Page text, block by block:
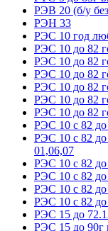
РЭВ 20 (б/у
РЭН 33
РЭС 10 год
РЭС 10 до 82
РЭС 10 до 82
РЭС 10 до 82
РЭС 10 до 82
РЭС 10 до 82
РЭС 10 до 82
РЭС 10 с 82 до
РЭС 10 с 82 до
01,06,07
РЭС 10 с 82 до
РЭС 10 с 82 до
РЭС 10 с 82 до
РЭС 10 с 82 до
РЭС 15 до
РЭС 15 до 90г